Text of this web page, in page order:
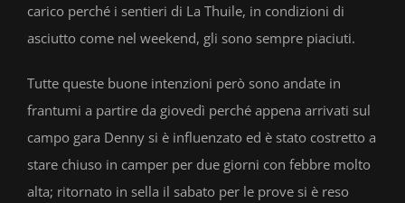
carico perché i sentieri di La Thuile, in condizioni di
asciutto come nel weekend, gli sono sempre piaciuti.
Tutte queste buone intenzioni però sono andate in
frantumi a partire da giovedì perché appena arrivati sul
campo gara Denny si è influenzato ed è stato costretto a
stare chiuso in camper per due giorni con febbre molto
alta; ritornato in sella il sabato per le prove si è reso